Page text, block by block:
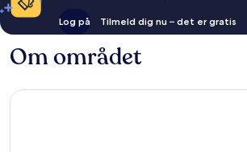
Log på Tilmeld dig nu – det er gratis
Om området